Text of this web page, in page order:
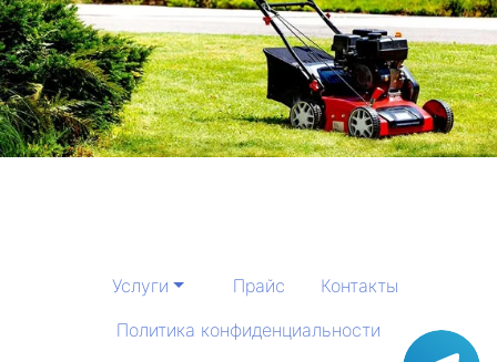
Услуги Прайс
Контакты
Политика конфиденциальности